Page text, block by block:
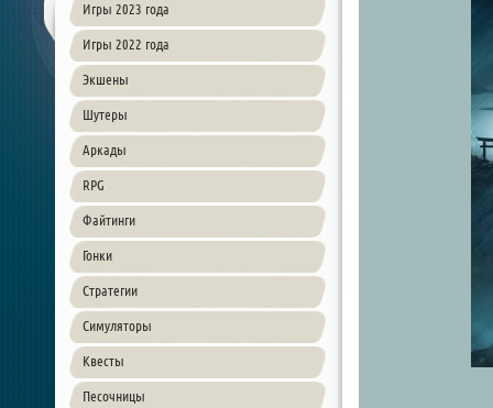
Игры 2023 года
Игры 2022 года
Экшены
Шутеры
Аркады
RPG
Файтинги
Гонки
Стратегии
Симуляторы
Квесты
Песочницы